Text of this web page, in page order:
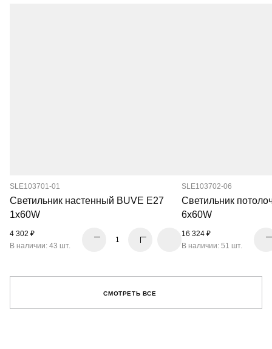
SLE103701-01
Светильник настенный BUVE E27
1х60W
4 302 ₽
В наличии: 43 шт.
SLE103702-06
Светильник
6х60W
16 324 ₽
В наличии: 51 шт.
СМОТРЕТЬ ВСЕ